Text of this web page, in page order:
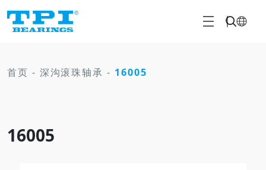
首页 - 深沟滚珠轴承 - 16005
16005